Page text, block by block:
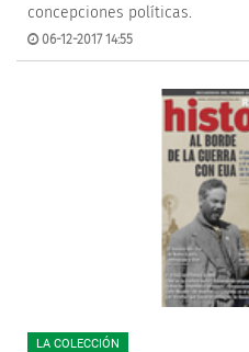
concepciones políticas.
06-12-2017 14:55
LA COLECCIÓN